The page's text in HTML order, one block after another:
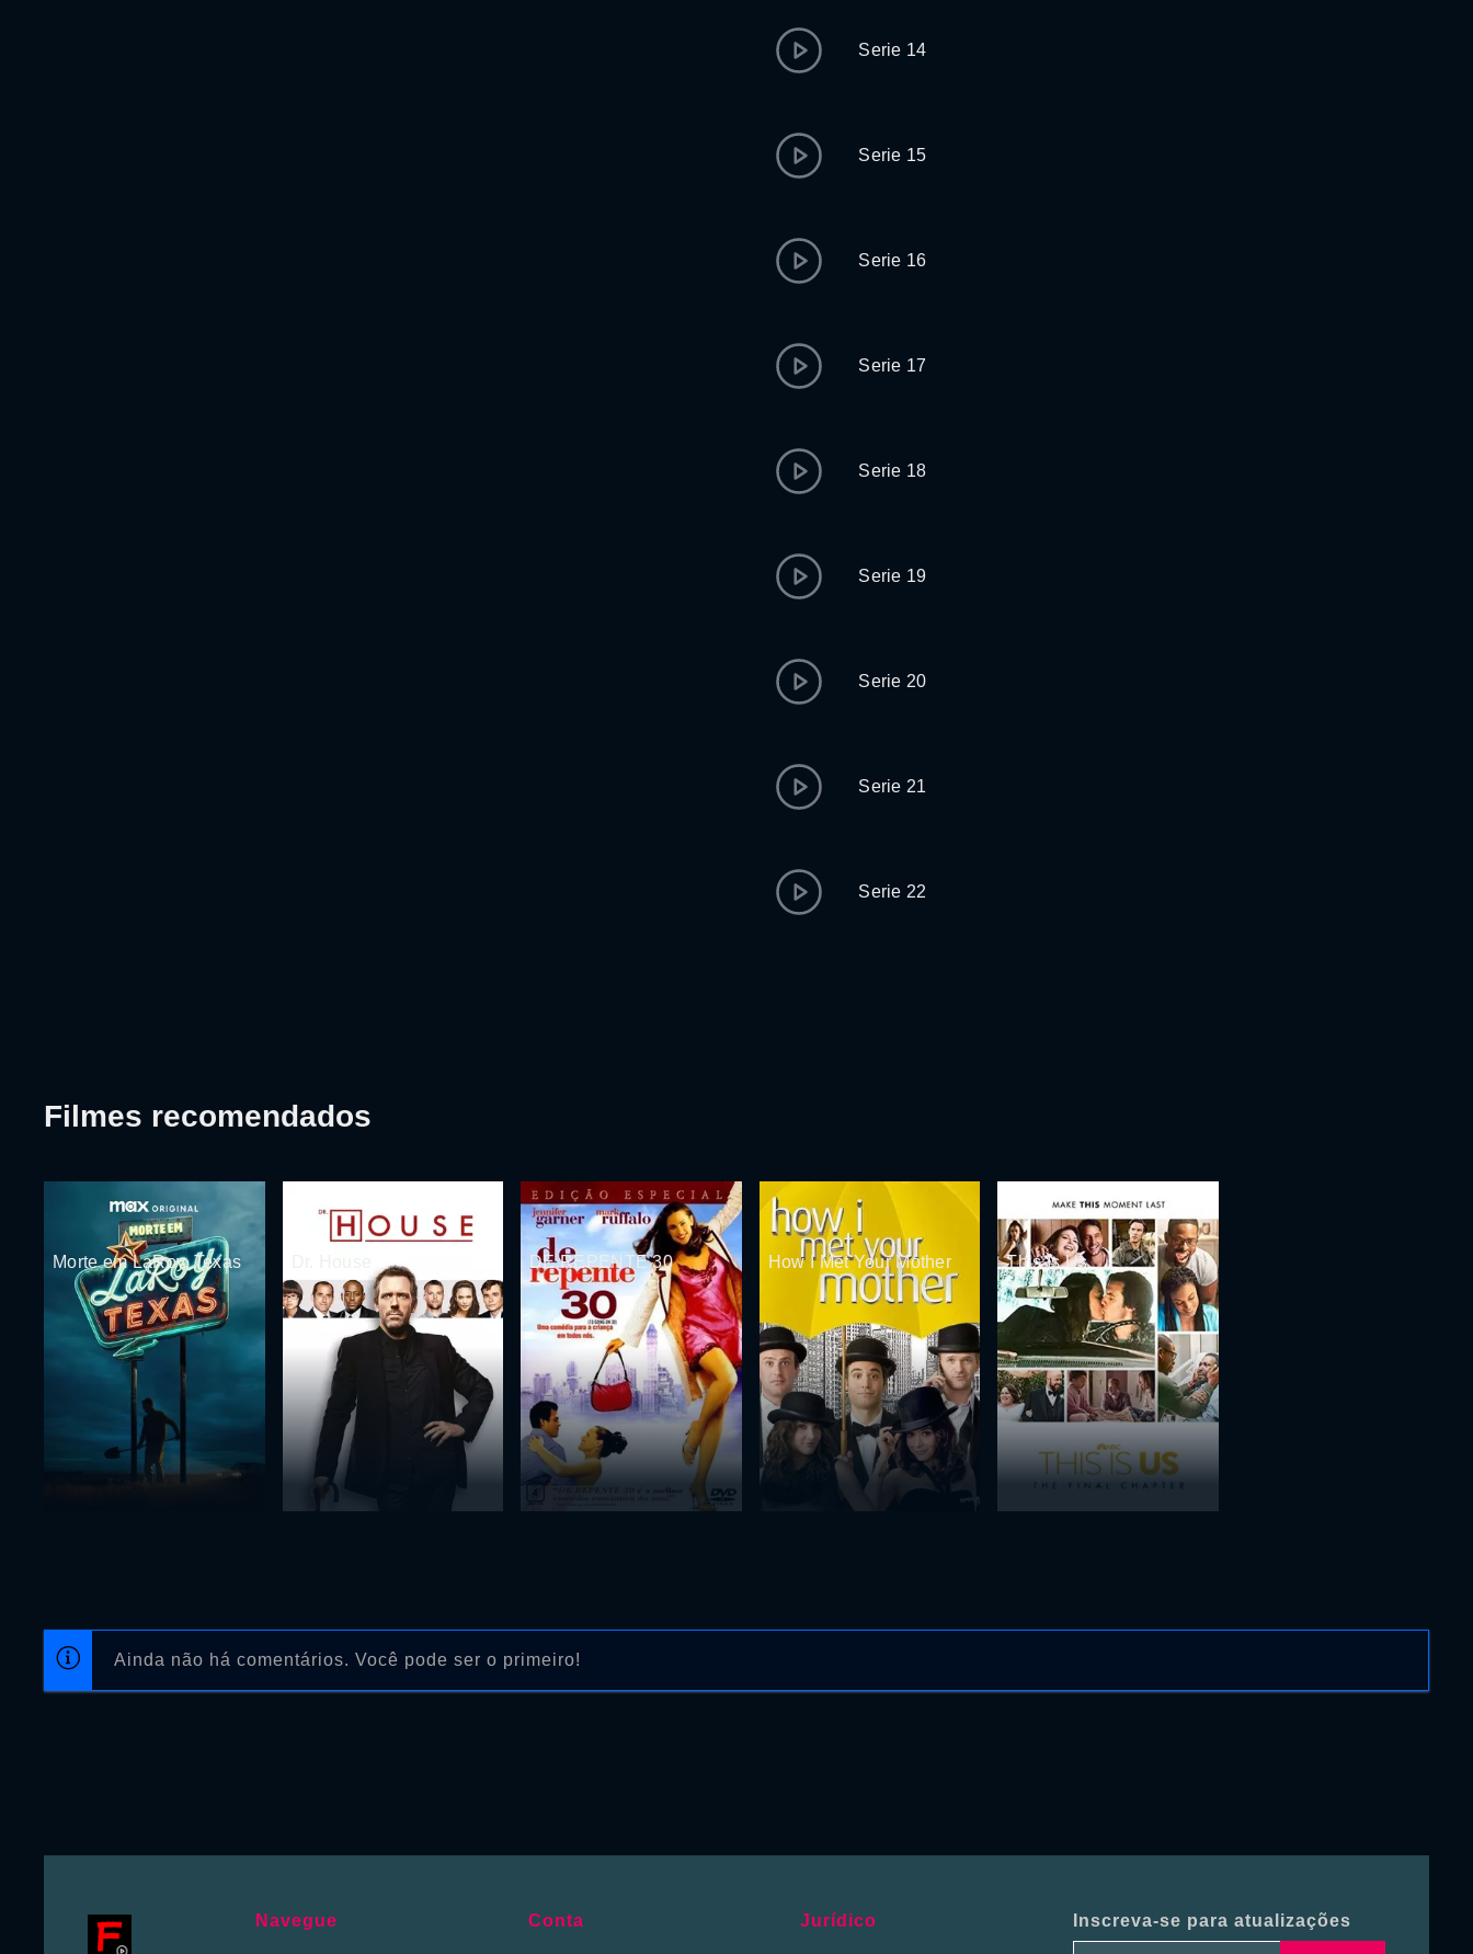
Serie 14
Serie 15
Serie 16
Serie 17
Serie 18
Serie 19
Serie 20
Serie 21
Serie 22
Ainda não há comentários. Você pode ser o primeiro!
Filmes recomendados
Morte em LaRoy, Texas DE REPENTE 30 How I Met Your Mother This Is Us
Navegue Conta Jurídico Inscreva-se para atualizações